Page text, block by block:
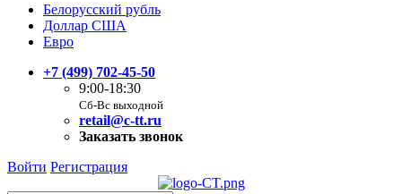
Белорусский рубль
Доллар США
Евро
+7 (499) 702-45-50
9:00-18:30
Сб-Вс выходной
retail@c-tt.ru
Заказать звонок
Войти Регистрация